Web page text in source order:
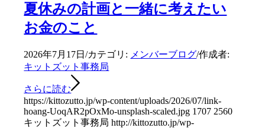
夏休みの計画と一緒に考えたい
お金のこと
2026年7月17日/カテゴリ: メンバーブログ/作成者:
キットズット事務局
さらに読む
https://kittozutto.jp/wp-content/uploads/2026/07/link-
hoang-UoqAR2pOxMo-unsplash-scaled.jpg 1707 2560
キットズット事務局 http://kittozutto.jp/wp-